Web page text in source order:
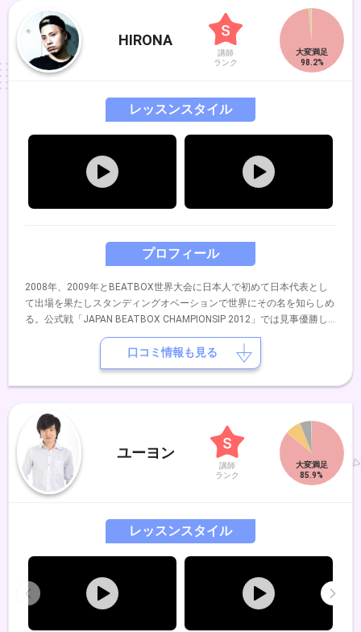
HIRONA
講師
ランク
プロフィール
2008年、2009年とBEATBOX世界大会に日本人で初めて日本代表とし
て出場を果たしスタンディングオベーションで世界にその名を知らしめ
る。公式戦「JAPAN BEATBOX CHAMPIONSIP 2012」では見事優勝し
日本一に輝やく。 2014年5月EXILEのUSAプロデュースDANCE EARTH
PROJECT舞台「Changes」全21公演にEXILEのUSA直々にスカウトが
あり参加。 2015年2月には100組を越える様々なパフォーマーが参加し
No.1を決めるパフォーマーコンテスト「GONG SHOW FINAL」にて優勝
「WORLD BEATBOX CHAMPIONSIP 2015」に日本代表として出場。 現
在は様々なアーティストやパフォーマーとコラボレーションをして
BEATBOXの可能性を追求している。 その他、TV、RADIO、メディア
にて出演中。
レッスンスタイル
口コミ情報も見る
ユーヨン
講師
ランク
レッスンスタイル